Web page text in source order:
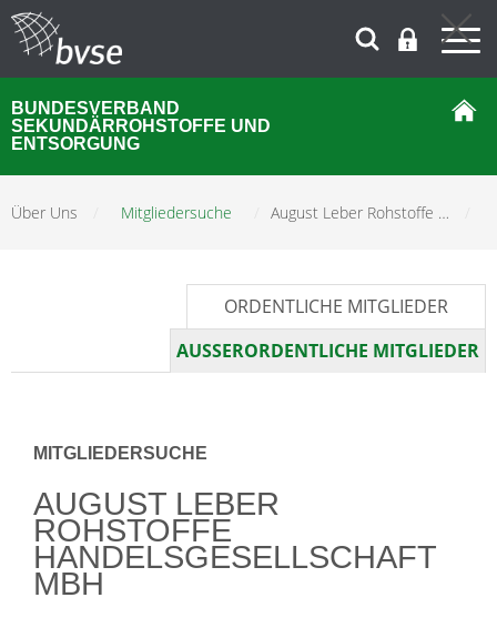
BUNDESVERBAND
SEKUNDÄRROHSTOFFE UND
ENTSORGUNG
Über Uns Mitgliedersuche August Leber Rohstoffe …
ORDENTLICHE MITGLIEDER
AUSSERORDENTLICHE MITGLIEDER
MITGLIEDERSUCHE
AUGUST LEBER
ROHSTOFFE
HANDELSGESELLSCHAFT
MBH